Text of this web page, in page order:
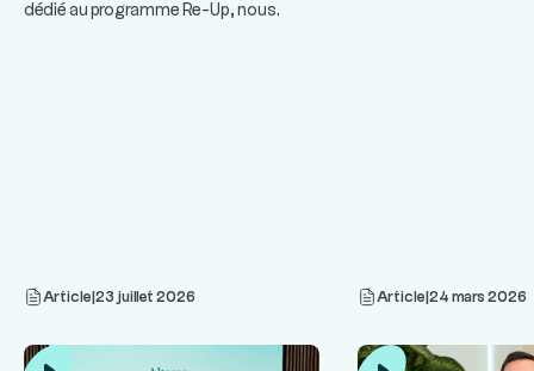
dédié au programme Re-Up, nous
Article 23 juillet 2026 Article 24 mars 2026